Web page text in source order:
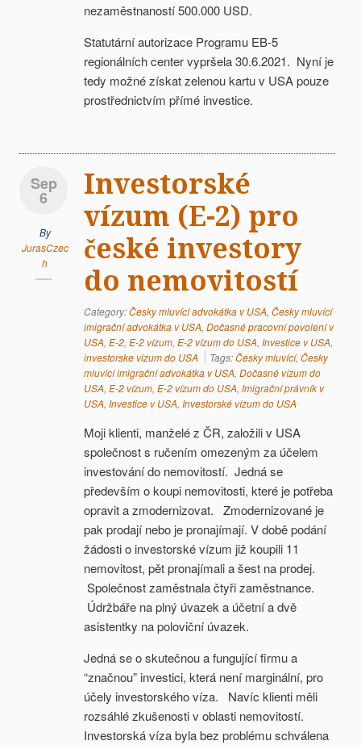
nezaměstnaností 500.000 USD.
Statutární autorizace Programu EB-5
regionálních center vypršela 30.6.2021. Nyní je
tedy možné získat zelenou kartu v USA pouze
prostřednictvím přímé investice.
Sep
6
By
JurasCzec
h
Investorské
vízum (E-2) pro
české investory
do nemovitostí
Category:Česky mluvící advokátka v USA, Česky mluvící
imigrační advokátka v USA, Dočasné pracovní povolení v
USA, E-2, E-2 vízum, E-2 vízum do USA, Investice v USA,
investorske vizum do USA
Tags:Česky mluvící, Česky
mluvící imigrační advokátka v USA, Dočasné vízum do
USA, E-2 vízum, E-2 vízum do USA, Imigrační právník v
USA, Investice v USA, Investorské vízum do USA
Moji klienti, manželé z ČR, založili v USA
společnost s ručením omezeným za účelem
investování do nemovitostí. Jedná se
především o koupi nemovitosti, které je potřeba
opravit a zmodernizovat. Zmodernizované je
pak prodají nebo je pronajímají. V době podání
žádosti o investorské vízum již koupili 11
nemovitost, pět pronajímali a šest na prodej.
Společnost zaměstnala čtyři zaměstnance.
Údržbáře na plný úvazek a účetní a dvě
asistentky na poloviční úvazek.
Jedná se o skutečnou a fungující firmu a
“značnou” investici, která není marginální, pro
účely investorského víza. Navíc klienti měli
rozsáhlé zkušenosti v oblasti nemovitostí.
Investorská víza byla bez problému schválena